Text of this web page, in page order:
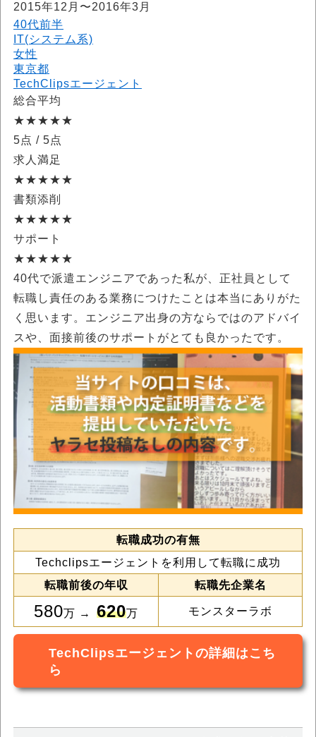
2015年12月〜2016年3月
40代前半
IT(システム系)
女性
東京都
TechClipsエージェント
総合平均
★★★★★
5点 / 5点
求人満足
★★★★★
書類添削
★★★★★
サポート
★★★★★
40代で派遣エンジニアであった私が、正社員として
転職し責任のある業務につけたことは本当にありがた
く思います。エンジニア出身の方ならではのアドバイ
スや、面接前後のサポートがとても良かったです。
転職成功の有無
Techclipsエージェントを利用して転職に成功
転職前後の年収
転職先企業名
580万 → 620万 モンスターラボ
TechClipsエージェントの詳細はこち
ら